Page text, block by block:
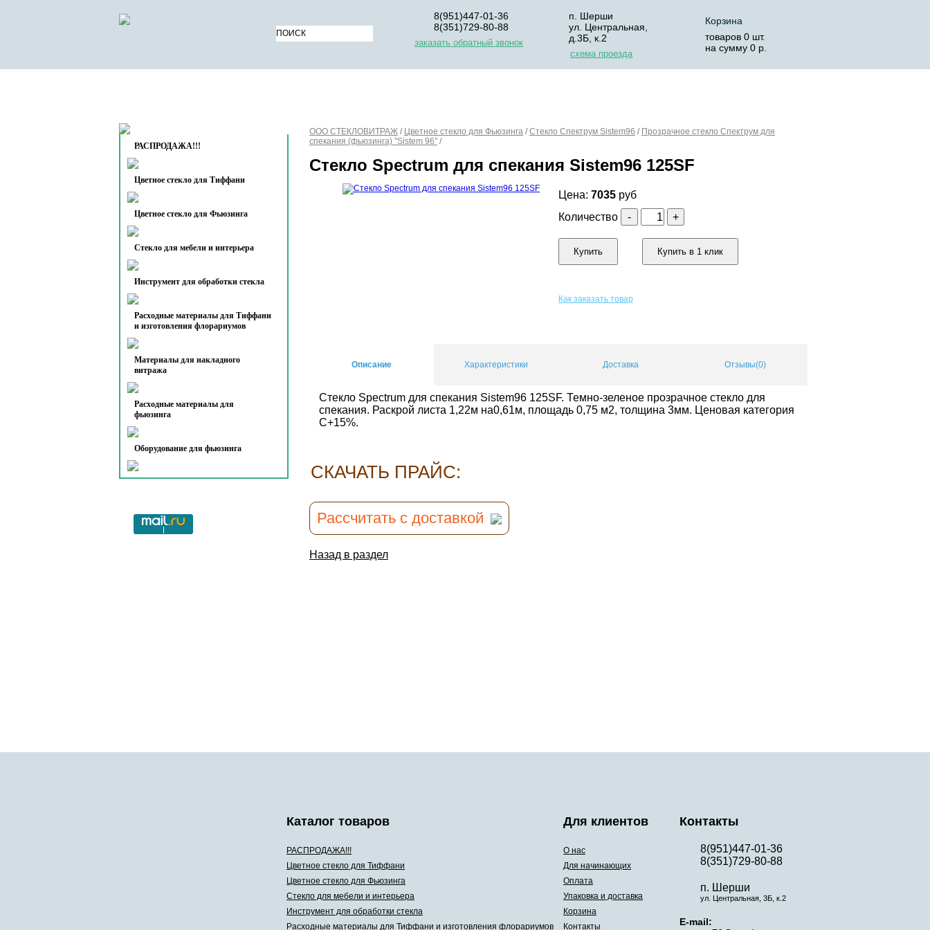
8(951)447-01-36
8(351)729-80-88
заказать обратный звонок
п. Шерши
ул. Центральная,
д.3Б, к.2
схема проезда
Корзина
товаров 0 шт.
на сумму 0 р.
РАСПРОДАЖА!!!
Цветное стекло для Тиффани
Цветное стекло для Фьюзинга
Стекло для мебели и интерьера
Инструмент для обработки стекла
Расходные материалы для Тиффани
и изготовления флорариумов
Материалы для накладного
витража
Расходные материалы для
фьюзинга
Оборудование для фьюзинга
ООО СТЕКЛОВИТРАЖ / Цветное стекло для Фьюзинга /Стекло Спектрум Sistem96 / Прозрачное стекло Спектрум для
спекания (фьюзинга) "Sistem 96" /
Стекло Spectrum для спекания Sistem96 125SF
Цена: 7035 руб
Количество
- +
Купить Купить в 1 клик
Как заказать товар
Описание Характеристики Доставка Отзывы(0)
Стекло Spectrum для спекания Sistem96 125SF. Темно-зеленое прозрачное стекло для
спекания. Раскрой листа 1,22м на0,61м, площадь 0,75 м2, толщина 3мм. Ценовая категория
С+15%.
CКАЧАТЬ ПРАЙС:
Рассчитать с доставкой
Назад в раздел
Каталог товаров
РАСПРОДАЖА!!!
Цветное стекло для Тиффани
Цветное стекло для Фьюзинга
Стекло для мебели и интерьера
Инструмент для обработки стекла
Расходные материалы для Тиффани и изготовления флорариумов
Для клиентов
О нас
Для начинающих
Оплата
Упаковка и доставка
Корзина
Контакты
Контакты
8(951)447-01-36
8(351)729-80-88
п. Шерши
ул. Центральная, 3Б, к.2
E-mail: